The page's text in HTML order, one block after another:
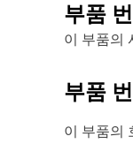
부품
이 부품의
부품
이 부품의